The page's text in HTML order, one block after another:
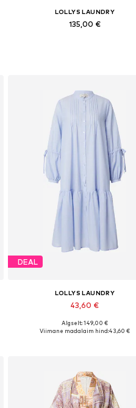
LOLLYS LAUNDRY
135,00 €
DEAL
LOLLYS LAUNDRY
43,60 €
Saadaolevad suurused: 34, 36, 38
Algselt: 149,00 €
Viimane madalaim hind:43,60 €